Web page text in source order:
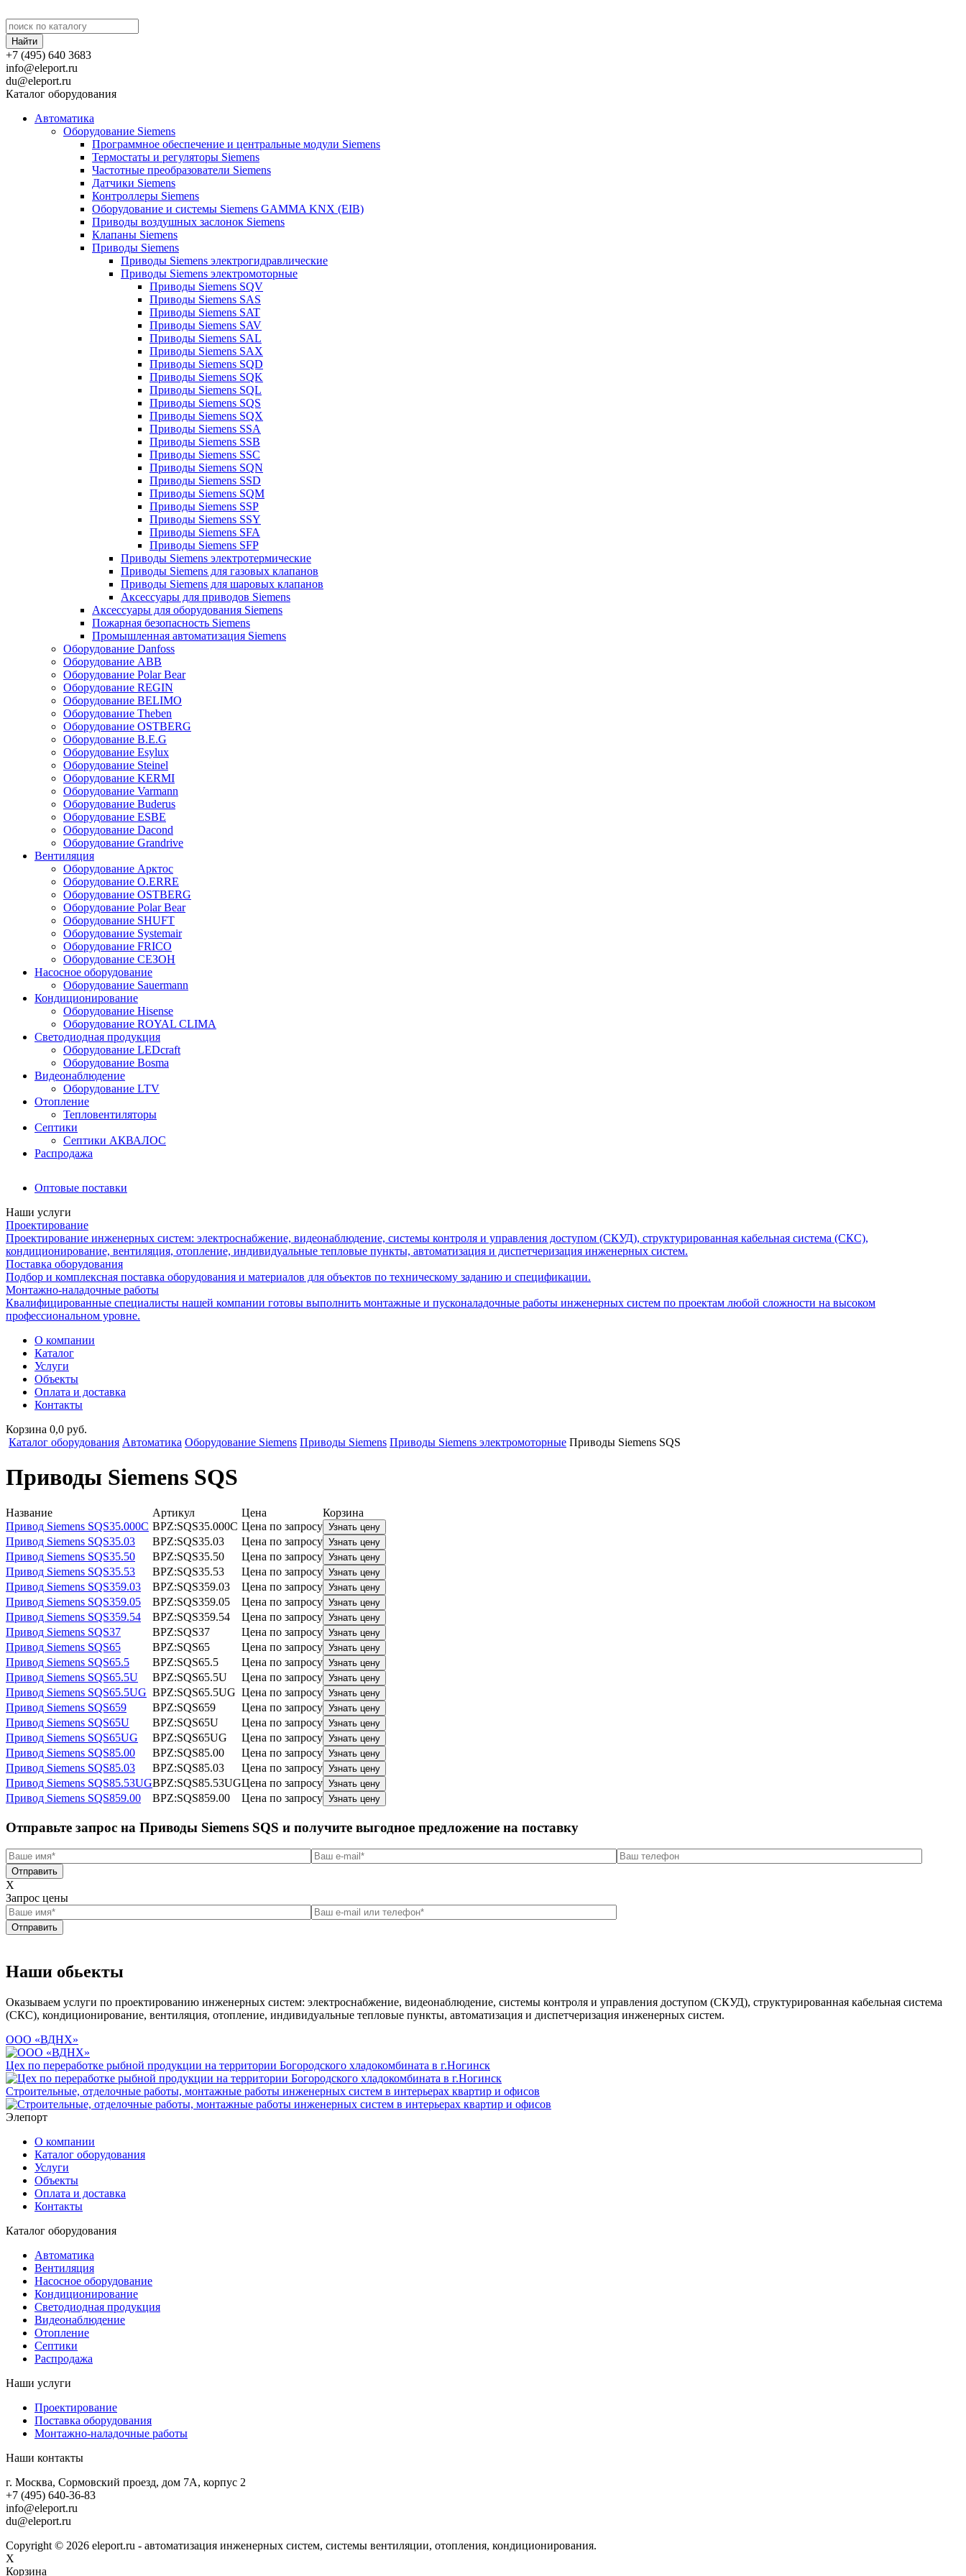
+7 (495) 640 3683
info@eleport.ru
du@eleport.ru
Каталог оборудования
Автоматика
Оборудование Siemens
Программное обеспечение и центральные модули Siemens
Термостаты и регуляторы Siemens
Частотные преобразователи Siemens
Датчики Siemens
Контроллеры Siemens
Оборудование и системы Siemens GAMMA KNX (EIB)
Приводы воздушных заслонок Siemens
Клапаны Siemens
Приводы Siemens
Приводы Siemens электрогидравлические
Приводы Siemens электромоторные
Приводы Siemens SQV
Приводы Siemens SAS
Приводы Siemens SAT
Приводы Siemens SAV
Приводы Siemens SAL
Приводы Siemens SAX
Приводы Siemens SQD
Приводы Siemens SQK
Приводы Siemens SQL
Приводы Siemens SQS
Приводы Siemens SQX
Приводы Siemens SSA
Приводы Siemens SSB
Приводы Siemens SSC
Приводы Siemens SQN
Приводы Siemens SSD
Приводы Siemens SQM
Приводы Siemens SSP
Приводы Siemens SSY
Приводы Siemens SFA
Приводы Siemens SFP
Приводы Siemens электротермические
Приводы Siemens для газовых клапанов
Приводы Siemens для шаровых клапанов
Аксессуары для приводов Siemens
Аксессуары для оборудования Siemens
Пожарная безопасность Siemens
Промышленная автоматизация Siemens
Оборудование Danfoss
Оборудование ABB
Оборудование Polar Bear
Оборудование REGIN
Оборудование BELIMO
Оборудование Theben
Оборудование OSTBERG
Оборудование B.E.G
Оборудование Esylux
Оборудование Steinel
Оборудование KERMI
Оборудование Varmann
Оборудование Buderus
Оборудование ESBE
Оборудование Dacond
Оборудование Grandrive
Вентиляция
Оборудование Арктос
Оборудование O.ERRE
Оборудование OSTBERG
Оборудование Polar Bear
Оборудование SHUFT
Оборудование Systemair
Оборудование FRICO
Оборудование СЕЗОН
Насосное оборудование
Оборудование Sauermann
Кондиционирование
Оборудование Hisense
Оборудование ROYAL CLIMA
Светодиодная продукция
Оборудование LEDcraft
Оборудование Bosma
Видеонаблюдение
Оборудование LTV
Отопление
Тепловентиляторы
Септики
Септики АКВАЛОС
Распродажа
Оптовые поставки
Наши услуги
Проектирование
Проектирование инженерных систем: электроснабжение, видеонаблюдение, системы контроля и управления доступом (СКУД), структурированная кабельная система (СКС),
кондиционирование, вентиляция, отопление, индивидуальные тепловые пункты, автоматизация и диспетчеризация инженерных систем.
Поставка оборудования
Подбор и комплексная поставка оборудования и материалов для объектов по техническому заданию и спецификации.
Монтажно-наладочные работы
Квалифицированные специалисты нашей компании готовы выполнить монтажные и пусконаладочные работы инженерных систем по проектам любой сложности на высоком
профессиональном уровне.
О компании
Каталог
Услуги
Объекты
Оплата и доставка
Контакты
Корзина 0,0 руб.
Каталог оборудования Автоматика Оборудование Siemens Приводы Siemens Приводы Siemens электромоторные Приводы Siemens SQS
Приводы Siemens SQS
Название Артикул Цена
Корзина
Привод Siemens SQS35.000C BPZ:SQS35.000C Цена по запросу Узнать цену
Привод Siemens SQS35.03 BPZ:SQS35.03 Цена по запросу Узнать цену
Привод Siemens SQS35.50 BPZ:SQS35.50 Цена по запросу Узнать цену
Привод Siemens SQS35.53 BPZ:SQS35.53 Цена по запросу Узнать цену
Привод Siemens SQS359.03 BPZ:SQS359.03 Цена по запросу Узнать цену
Привод Siemens SQS359.05 BPZ:SQS359.05 Цена по запросу Узнать цену
Привод Siemens SQS359.54 BPZ:SQS359.54 Цена по запросу Узнать цену
Привод Siemens SQS37 BPZ:SQS37 Цена по запросу Узнать цену
Привод Siemens SQS65 BPZ:SQS65 Цена по запросу Узнать цену
Привод Siemens SQS65.5 BPZ:SQS65.5 Цена по запросу Узнать цену
Привод Siemens SQS65.5U BPZ:SQS65.5U Цена по запросу Узнать цену
Привод Siemens SQS65.5UG BPZ:SQS65.5UG Цена по запросу Узнать цену
Привод Siemens SQS659 BPZ:SQS659 Цена по запросу Узнать цену
Привод Siemens SQS65U BPZ:SQS65U Цена по запросу Узнать цену
Привод Siemens SQS65UG BPZ:SQS65UG Цена по запросу Узнать цену
Привод Siemens SQS85.00 BPZ:SQS85.00 Цена по запросу Узнать цену
Привод Siemens SQS85.03 BPZ:SQS85.03 Цена по запросу Узнать цену
Привод Siemens SQS85.53UGBPZ:SQS85.53UGЦена по запросу Узнать цену
Привод Siemens SQS859.00 BPZ:SQS859.00 Цена по запросу Узнать цену
Отправьте запрос на Приводы Siemens SQS и получите выгодное предложение на поставку
Отправить
X
Запрос цены
Отправить
Наши обьекты
Оказываем услуги по проектированию инженерных систем: электроснабжение, видеонаблюдение, системы контроля и управления доступом (СКУД), структурированная кабельная система
(СКС), кондиционирование, вентиляция, отопление, индивидуальные тепловые пункты, автоматизация и диспетчеризация инженерных систем.
ООО «ВДНХ»
Цех по переработке рыбной продукции на территории Богородского хладокомбината в г.Ногинск
Строительные, отделочные работы, монтажные работы инженерных систем в интерьерах квартир и офисов
Элепорт
О компании
Каталог оборудования
Услуги
Объекты
Оплата и доставка
Контакты
Каталог оборудования
Автоматика
Вентиляция
Насосное оборудование
Кондиционирование
Светодиодная продукция
Видеонаблюдение
Отопление
Септики
Распродажа
Наши услуги
Проектирование
Поставка оборудования
Монтажно-наладочные работы
Наши контакты
г. Москва, Сормовский проезд, дом 7А, корпус 2
+7 (495) 640-36-83
info@eleport.ru
du@eleport.ru
Copyright © 2026 eleport.ru - автоматизация инженерных систем, системы вентиляции, отопления, кондиционирования.
X
Корзина